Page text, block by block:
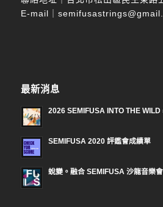
E-mail｜
最新消息
2026 SEMIFUSA INTO THE WILD
SEMIFUSA 2020 評鑑會成績單
蛻變。融合 SEMIFUSA 沙龍音樂